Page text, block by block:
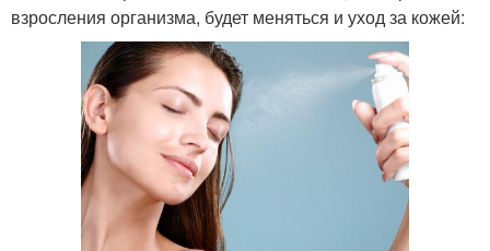
взросления организма, будет меняться и уход за кожей: